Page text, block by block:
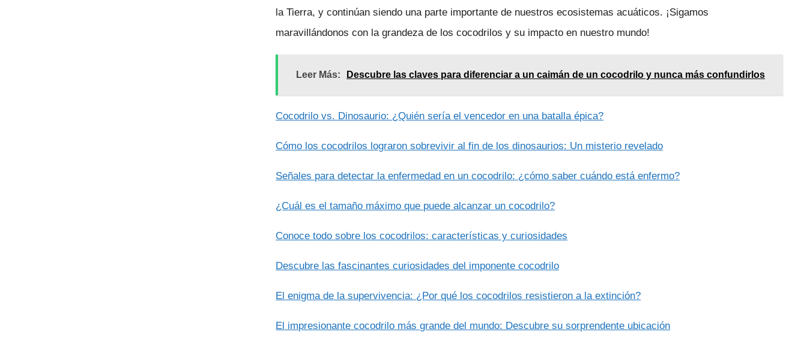
la Tierra, y continúan siendo una parte importante de nuestros ecosistemas acuáticos. ¡Sigamos
maravillándonos con la grandeza de los cocodrilos y su impacto en nuestro mundo!
Leer Más: Descubre las claves para diferenciar a un caimán de un cocodrilo y nunca más confundirlos
Cocodrilo vs. Dinosaurio: ¿Quién sería el vencedor en una batalla épica?
Cómo los cocodrilos lograron sobrevivir al fin de los dinosaurios: Un misterio revelado
Señales para detectar la enfermedad en un cocodrilo: ¿cómo saber cuándo está enfermo?
¿Cuál es el tamaño máximo que puede alcanzar un cocodrilo?
Conoce todo sobre los cocodrilos: características y curiosidades
Descubre las fascinantes curiosidades del imponente cocodrilo
El enigma de la supervivencia: ¿Por qué los cocodrilos resistieron a la extinción?
El impresionante cocodrilo más grande del mundo: Descubre su sorprendente ubicación